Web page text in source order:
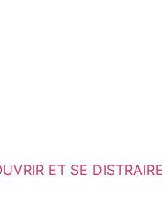
ET SE DISTRAIRE